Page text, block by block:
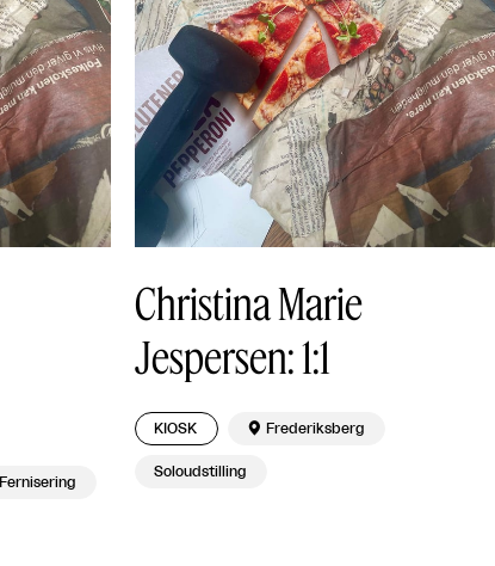
Fernisering
Christina Marie
Jespersen: 1:1
KIOSK  Frederiksberg
Soloudstilling